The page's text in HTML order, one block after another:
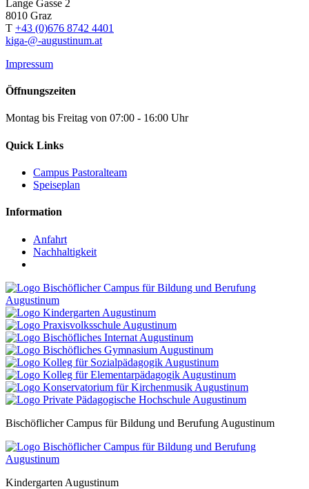
Lange Gasse 2
8010 Graz
T +43 (0)676 8742 4401
kiga-@-augustinum.at
Impressum
Öffnungszeiten
Montag bis Freitag von 07:00 - 16:00 Uhr
Quick Links
Campus Pastoralteam
Speiseplan
Information
Anfahrt
Nachhaltigkeit
Bischöflicher Campus für Bildung und Berufung Augustinum
Kindergarten Augustinum